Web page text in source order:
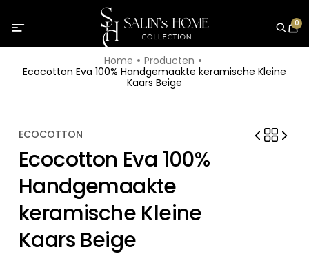
0
Home
Producten
Ecocotton Eva 100% Handgemaakte keramische Kleine
Kaars Beige
ECOCOTTON
Ecocotton Eva 100%
Handgemaakte
keramische Kleine
Kaars Beige